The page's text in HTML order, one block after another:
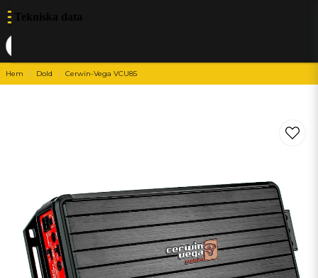
Hem Dold Cerwin-Vega VCU85